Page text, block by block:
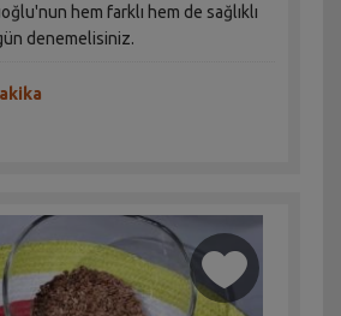
hem farklı hem de sağlıklı
denemelisiniz.